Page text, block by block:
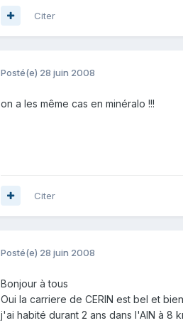
Citer
Posté(e) 28 juin 2008
on a les même cas en minéralo !!!
Citer
Posté(e) 28 juin 2008
Bonjour à tous
Oui la carriere de CERIN est bel et
j'ai habité durant 2 ans dans l'AIN à 8